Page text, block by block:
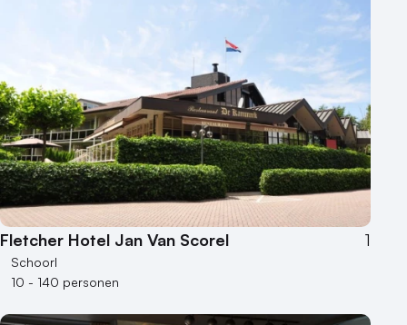
Fletcher Hotel Jan Van Scorel 1
Schoorl
10 - 140 personen